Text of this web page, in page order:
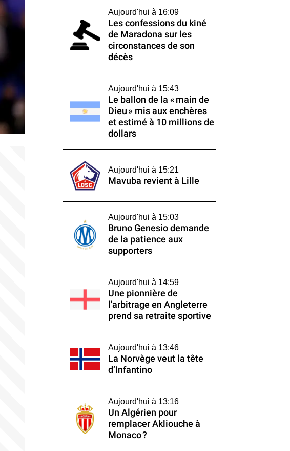
Aujourd'hui à 16:09
Les confessions du kiné
de Maradona sur les
circonstances de son
décès
Aujourd'hui à 15:43
Le ballon de la « main de
Dieu » mis aux enchères
et estimé à 10 millions de
dollars
Aujourd'hui à 15:21
Mavuba revient à Lille
Aujourd'hui à 15:03
Bruno Genesio demande
de la patience aux
supporters
Aujourd'hui à 14:59
Une pionnière de
l'arbitrage en Angleterre
prend sa retraite sportive
Aujourd'hui à 13:46
La Norvège veut la tête
d’Infantino
Aujourd'hui à 13:16
Un Algérien pour
remplacer Akliouche à
Monaco ?